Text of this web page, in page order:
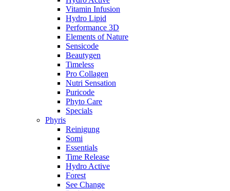
Vitamin Infusion
Hydro Lipid
Performance 3D
Elements of Nature
Sensicode
Beautygen
Timeless
Pro Collagen
Nutri Sensation
Puricode
Phyto Care
Specials
Phyris
Reinigung
Somi
Essentials
Time Release
Hydro Active
Forest
See Change